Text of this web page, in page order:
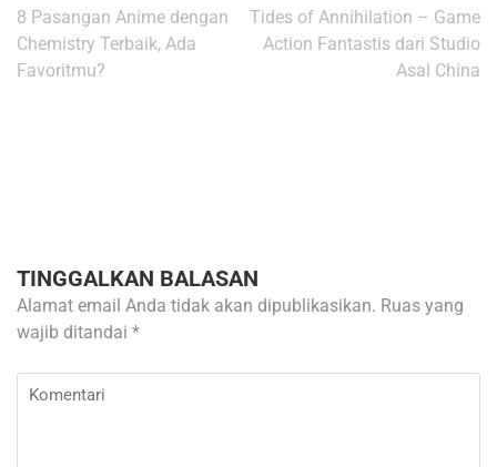
Navigasi
pos
8 Pasangan Anime dengan
Chemistry Terbaik, Ada
Favoritmu?
Tides of Annihilation – Game
Action Fantastis dari Studio
Asal China
TINGGALKAN BALASAN
Alamat email Anda tidak akan dipublikasikan. Ruas yang
wajib ditandai *
Komentari